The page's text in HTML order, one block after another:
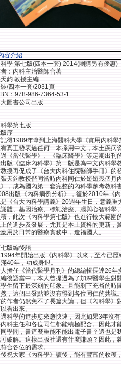
容介紹
學 第七版(四本一套) 2014(團購另有優惠)
：內科主治醫師合著
鈞 教授主編
/四本一套/2031頁
：978-986-7364-53-1
圖書公司出版
學第七版
序
得1989年拿到上海醫科大學《實用內科
真正發表過任何一本採用中文，本土疾病
《當代醫學》、《臨床醫學》等定期出
版《臨床內科學》第一版是為中文內科
授再促成了《台大內科住院醫師手冊》
天鈞教授偕同當時內科同仁於短短幾個
，成為國內第一套完整的內科學參考教
出版《內科病例分析》，復於2010年《
《台大內科學講義》20週年生日，意義
體、基因治療、標靶治療、腦與心智科學
，此次《內科學第七版》也進行較大範
的進步及發展，尤其是本土資枓的更新，
用於日常的醫療實務中，造福國人。
版編後語
年開始出版《內科學》以來，至今已
40年，功成身退。
擔任《當代醫學月刊》的總編輯長達26
後語當中，本人曾提過為了加深醫學生
生留下最深刻的印象。且能剩下充裕的時
，這個出發點並沒有得到各位同仁的共識
作者仍然免不了長篇大論，但《內科學》
看出來。
科學的進步愈來愈快速，因此如果3年沒
科主任和各位同仁都能積極配合。因此才
學問，書這麼重能不能出電子書？這也是
破解。這樣出版社還有什麼賺頭？因此，
合各位的需求。
祝大家《內科學》讀後，能有豐富的收穫